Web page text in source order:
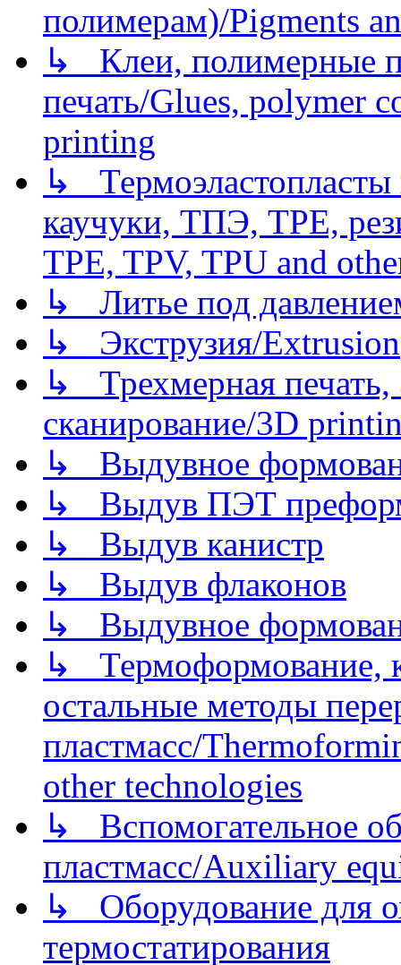
полимерам)/Pigments
↳ Клеи, полимерные
печать/Glues, polymer
printing
↳
каучуки, ТПЭ, TPE,
TPE, TPV, TPU and
↳ Литье под
↳ Экструзия/Extrusion
↳ Трехмерная
сканирование/3D
↳ Выдувное
↳ Выдув ПЭТ
↳ Выдув канистр
↳ Выдув флаконов
↳ Выдувное
↳ Термоформование,
остальные методы
пластмасс/
other technologies
↳ Вспомогательное
пластмасс/Auxiliary
↳ Оборудование для
термостатирования